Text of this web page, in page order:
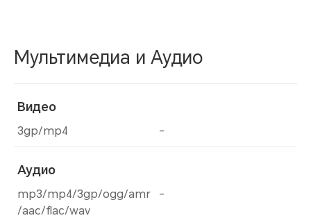
Мультимедиа и Аудио
Видео
3gp/mp4
Аудио
mp3/mp4/3gp/ogg/amr
/aac/flac/wav
-
-